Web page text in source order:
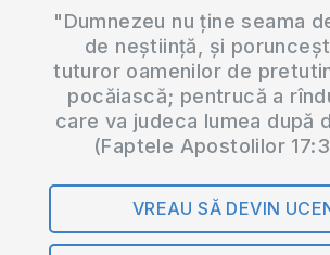
"Dumnezeu nu ține seama
de neștiință, și
tuturor oamenilor de
pocăiască; pentrucă a
care va judeca lumea după
(Faptele Apostolilor
VREAU SĂ DEVIN